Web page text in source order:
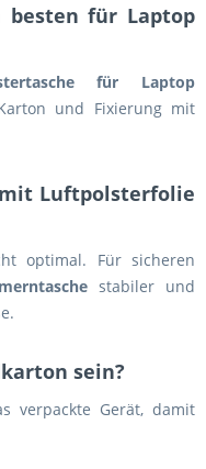
besten für Laptop
für Laptop
und Fixierung mit
Luftpolsterfolie
optimal. Für sicheren
stabiler und
sein?
verpackte Gerät, damit